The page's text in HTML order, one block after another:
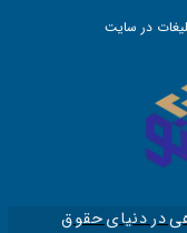
در سایت
در دنیای حقوق​​​​​​​